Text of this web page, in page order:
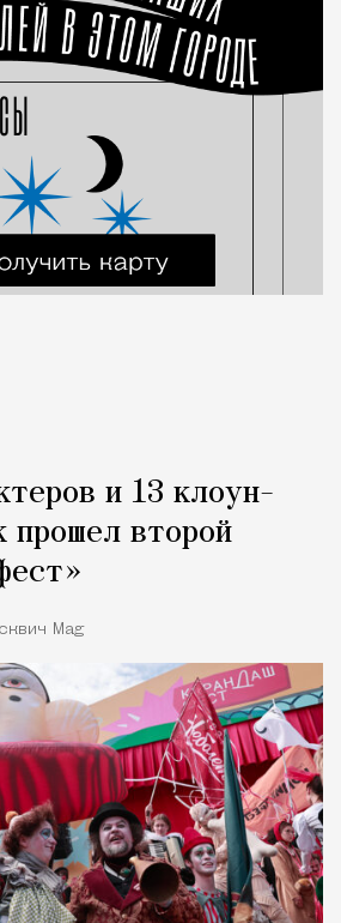
и 13 клоун-
прошел второй
Mag